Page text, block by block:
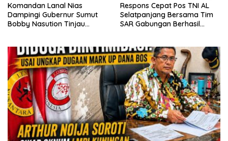
Komandan Lanal Nias
Dampingi Gubernur Sumut
Bobby Nasution Tinjau
Nias Utara
Respons Cepat Pos TNI AL
Selatpanjang Bersama Tim
SAR Gabungan Berhasil
Mengkikip Kepulauan Meranti